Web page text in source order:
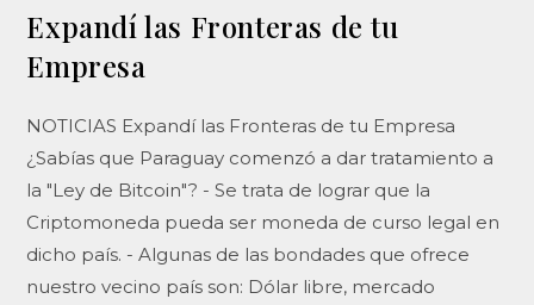
Expandí las Fronteras de tu
Empresa
NOTICIAS Expandí las Fronteras de tu Empresa
¿Sabías que Paraguay comenzó a dar tratamiento a
la "Ley de Bitcoin"? - Se trata de lograr que la
Criptomoneda pueda ser moneda de curso legal en
dicho país. - Algunas de las bondades que ofrece
nuestro vecino país son: Dólar libre, mercado